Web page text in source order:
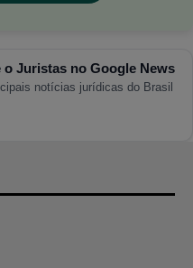
o Juristas no Google News
notícias jurídicas do Brasil